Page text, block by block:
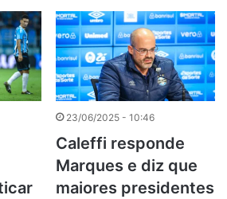
23/06/2025 - 10:46
Caleffi responde
Marques e diz que
maiores presidentes